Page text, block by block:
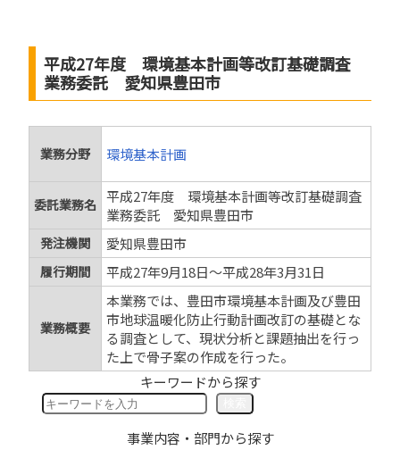
平成27年度 環境基本計画等改訂基礎調査
業務委託 愛知県豊田市
業務分野 環境基本計画
委託業務名 平成27年度 環境基本計画等改訂基礎調査
業務委託 愛知県豊田市
発注機関 愛知県豊田市
履行期間 平成27年9月18日～平成28年3月31日
業務概要
本業務では、豊田市環境基本計画及び豊田
市地球温暖化防止行動計画改訂の基礎とな
る調査として、現状分析と課題抽出を行っ
た上で骨子案の作成を行った。
キーワードから探す
事業内容・部門から探す